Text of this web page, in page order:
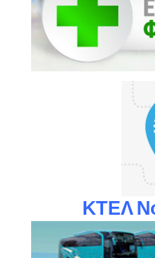
ΚΤΕΛ